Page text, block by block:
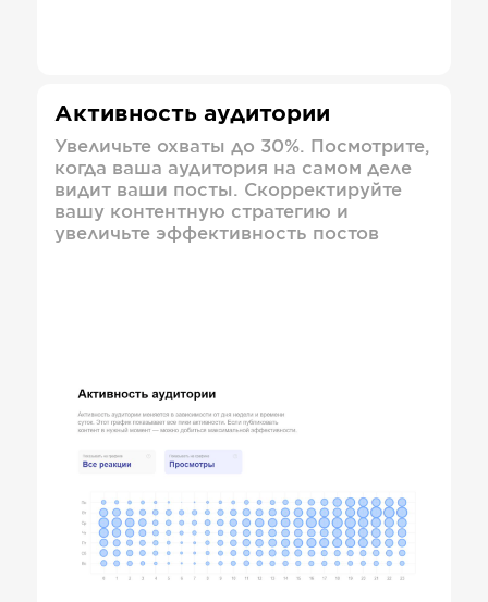
Активность аудитории
Увеличьте охваты до 30%. Посмотрите,
когда ваша аудитория на самом деле
видит ваши посты. Скорректируйте
вашу контентную стратегию и
увеличьте эффективность постов